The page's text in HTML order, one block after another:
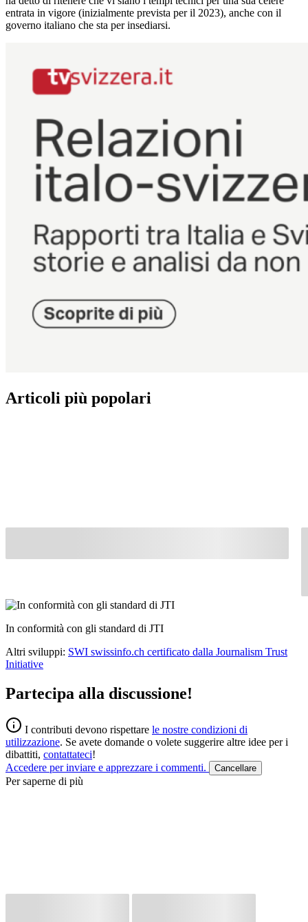
entrata in vigore (inizialmente prevista per il 2023), anche con il
governo italiano che sta per insediarsi.
Articoli più popolari
In conformità con gli standard di JTI
Altri sviluppi: SWI swissinfo.ch certificato dalla Journalism Trust
Initiative
Partecipa alla discussione!
I contributi devono rispettare le nostre condizioni di
utilizzazione. Se avete domande o volete suggerire altre idee per i
dibattiti, contattateci!
Accedere per inviare e apprezzare i commenti.
Cancellare
Per saperne di più